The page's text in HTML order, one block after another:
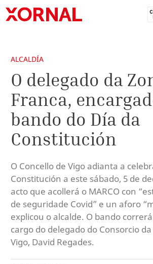
ALCALDÍA
O delegado da
Franca,
bando do Día da
Constitución
O Concello de Vigo adianta a
Constitución a este sábado, 5 de
acto que acollerá o MARCO con
de seguridade Covid” e un aforo
explicou o alcalde. O bando
cargo do delegado do Consorcio
Vigo, David Regades.